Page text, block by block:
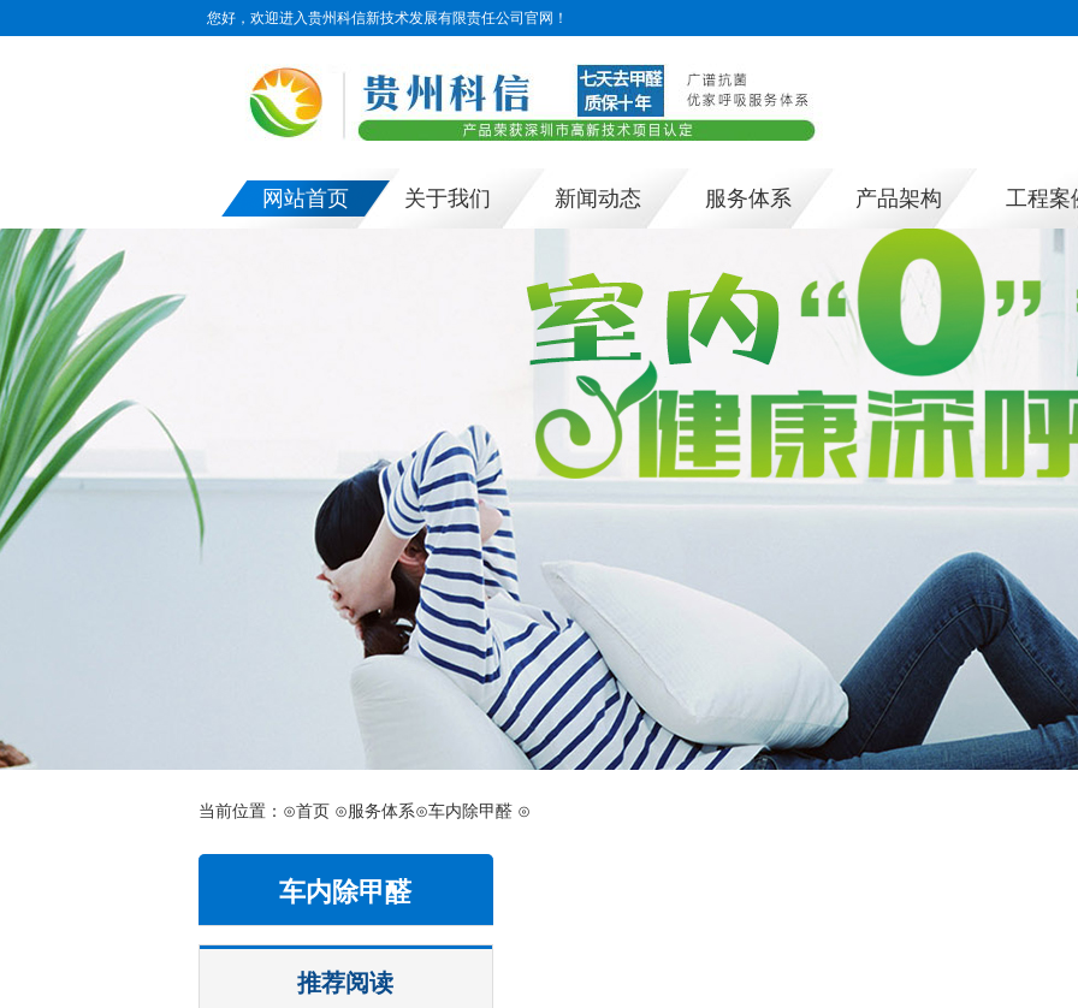
您好，欢迎进入贵州科信新技术发展有限责任公司官网！
网站首页 关于我们 新闻动态 服务体系 产品架构 工程案
当前位置：⊙首页 ⊙服务体系⊙车内除甲醛 ⊙
车内除甲醛
推荐阅读